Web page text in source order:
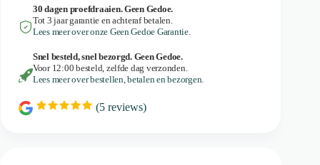
30 dagen proefdraaien. Geen Gedoe.
Tot 3 jaar garantie en achteraf betalen.
Lees meer over onze Geen Gedoe Garantie.
Snel besteld, snel bezorgd. Geen Gedoe.
Voor 12:00 besteld, zelfde dag verzonden.
Lees meer over bestellen, betalen en bezorgen.
R
(5 reviews)